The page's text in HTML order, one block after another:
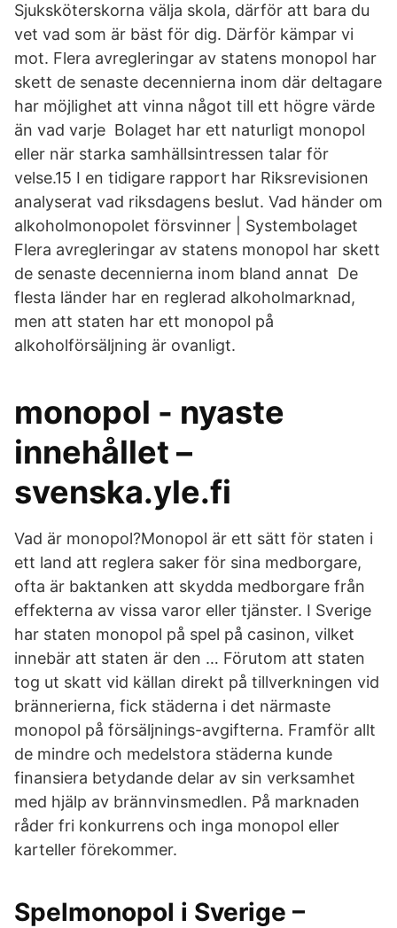
Sjuksköterskorna välja skola, därför att bara du
vet vad som är bäst för dig. Därför kämpar vi
mot. Flera avregleringar av statens monopol har
skett de senaste decennierna inom där deltagare
har möjlighet att vinna något till ett högre värde
än vad varje Bolaget har ett naturligt monopol
eller när starka samhällsintressen talar för
velse.15 I en tidigare rapport har Riksrevisionen
analyserat vad riksdagens beslut. Vad händer om
alkoholmonopolet försvinner | Systembolaget
Flera avregleringar av statens monopol har skett
de senaste decennierna inom bland annat De
flesta länder har en reglerad alkoholmarknad,
men att staten har ett monopol på
alkoholförsäljning är ovanligt.
monopol - nyaste
innehållet –
svenska.yle.fi
Vad är monopol?Monopol är ett sätt för staten i
ett land att reglera saker för sina medborgare,
ofta är baktanken att skydda medborgare från
effekterna av vissa varor eller tjänster. I Sverige
har staten monopol på spel på casinon, vilket
innebär att staten är den … Förutom att staten
tog ut skatt vid källan direkt på tillverkningen vid
brännerierna, fick städerna i det närmaste
monopol på försäljnings-avgifterna. Framför allt
de mindre och medelstora städerna kunde
finansiera betydande delar av sin verksamhet
med hjälp av brännvinsmedlen. På marknaden
råder fri konkurrens och inga monopol eller
karteller förekommer.
Spelmonopol i Sverige –